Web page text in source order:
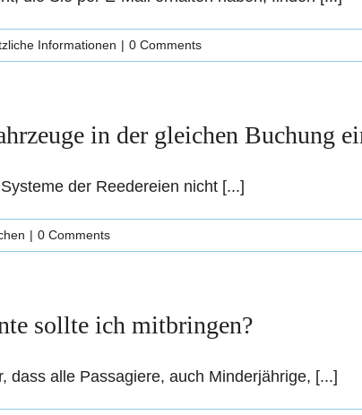
Informationen | 0 Comments
in der gleichen Buchung
der Reedereien nicht [...]
| 0 Comments
sollte ich mitbringen?
dass alle Passagiere, auch Minderjährige, [...]